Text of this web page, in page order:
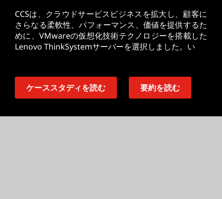
CCSは、クラウドサービスビジネスを拡大し、顧客に
さらなる柔軟性、パフォーマンス、価値を提供するた
めに、VMwareの仮想化技術テクノロジーを搭載した
Lenovo ThinkSystemサーバーを選択しました。い
ケーススタディを読む 要約を読む